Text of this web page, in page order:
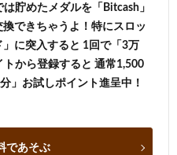
貯めたメダルを「Bitcash」
できちゃうよ！特にスロッ
」に突入すると 1回で「3万
トから登録すると 通常1,500
」お試しポイント進呈中！
であそぶ